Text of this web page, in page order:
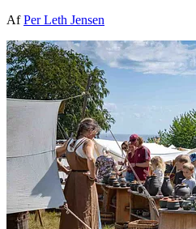
AfPer Leth Jensen